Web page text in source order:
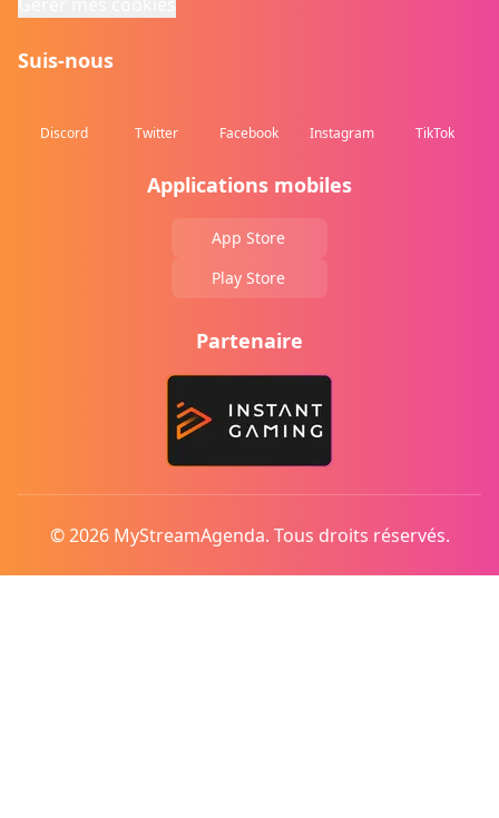
Suis-nous
Discord Twitter Facebook Instagram TikTok
Applications mobiles
App Store
Play Store
Partenaire
© 2026 MyStreamAgenda. Tous droits réservés.